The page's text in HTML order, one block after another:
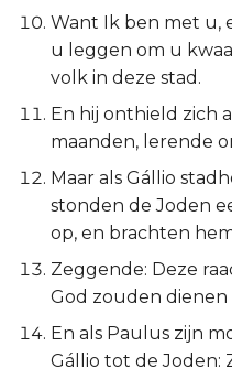
Prediker
Hooglied
Jesaja
Klaagliederen
Ezechiël
Want Ik ben met u,
u leggen om u
volk in deze stad.
En hij onthield zich
maanden, lerende
Maar als Gállio
stonden de Joden
op, en brachten
Zeggende: Deze
God zouden
En als Paulus zijn
Gállio tot de Joden: